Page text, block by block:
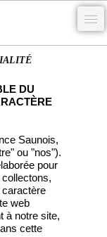
DU
Saunois,
ou "nos").
pour
caractère
web
à notre site,
cette